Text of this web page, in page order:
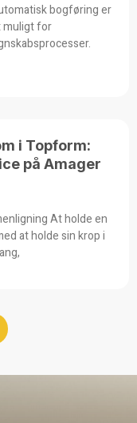
bogføring er
muligt for
i Topform:
på Amager
At holde en
at holde sin krop i